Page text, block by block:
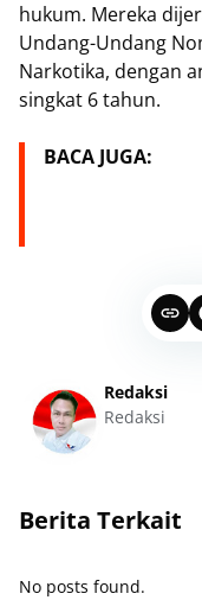
hukum. Mereka
Undang-Undang
Narkotika, dengan
singkat 6 tahun.
BACA JUGA:
Redaksi
Redaksi
Berita Terkait
No posts found.